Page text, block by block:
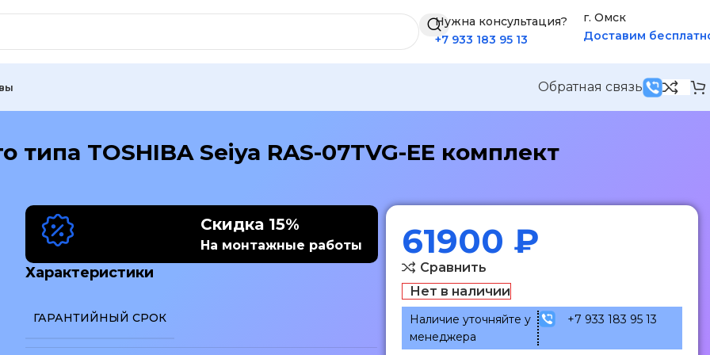
Нужна консультация?
+7 933 183 95 13
г. Омск
Доставим
Обратная связь
TOSHIBA Seiya RAS-07TVG-EE комплект
Скидка 15%
На монтажные работы
Характеристики
ГАРАНТИЙНЫЙ СРОК
61900 ₽
Сравнить
Нет в наличии
Наличие уточняйте у
менеджера
+7 933 183 95 13